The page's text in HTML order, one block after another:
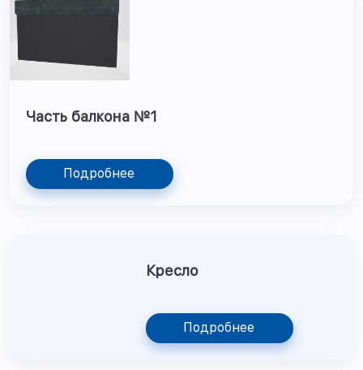
Часть балкона №1
Подробнее
Кресло
Подробнее